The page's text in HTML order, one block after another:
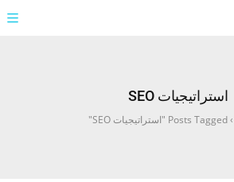
استراتيجيات SEO
›Posts Tagged "استراتيجيات SEO"